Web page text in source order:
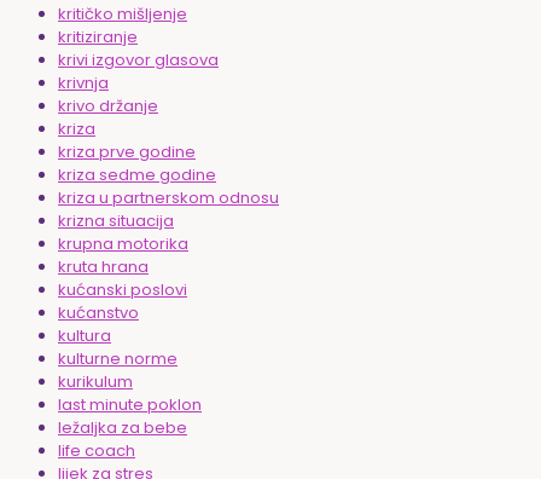
kritičko mišljenje
kritiziranje
krivi izgovor glasova
krivnja
krivo držanje
kriza
kriza prve godine
kriza sedme godine
kriza u partnerskom odnosu
krizna situacija
krupna motorika
kruta hrana
kućanski poslovi
kućanstvo
kultura
kulturne norme
kurikulum
last minute poklon
ležaljka za bebe
life coach
lijek za stres